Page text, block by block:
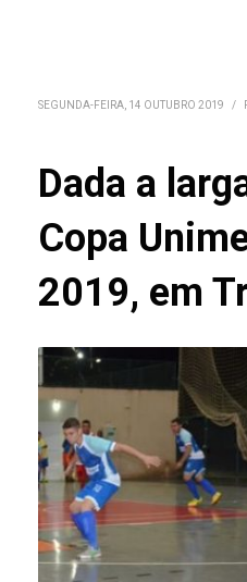
SEGUNDA-FEIRA, 14 OUTUBRO 2019 /
Dada a
Copa
2019, em